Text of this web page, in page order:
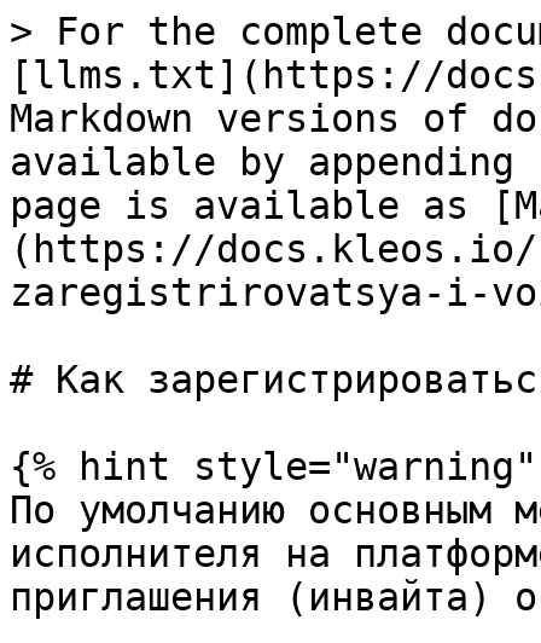
> For the complete
[llms.txt](https://
Markdown versions of
available by
page is available as
(https://
zaregistrirovatsya-i-
# Как
{% hint style="warning"
По умолчанию основным
исполнителя на
приглашения (инвайта)